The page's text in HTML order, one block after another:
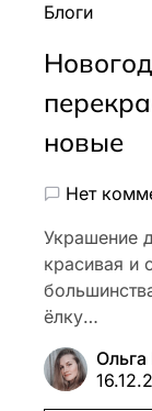
Блоги
новые
Нет
Украшение
красивая и
ёлку…